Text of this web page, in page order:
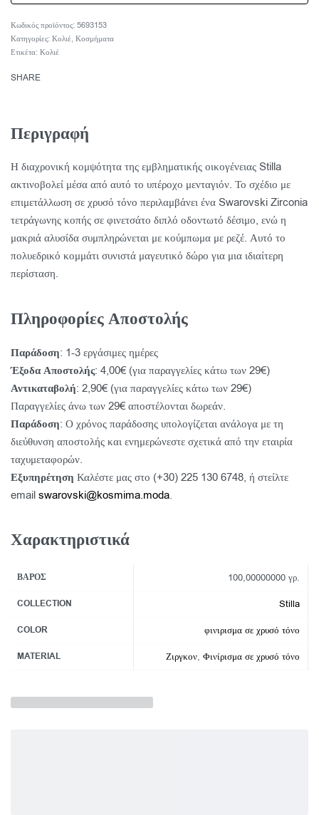
5693153
Κατηγορίες: Κολιέ, Κοσμήματα
Ετικέτα: Κολιέ
SHARE
Περιγραφή
Η διαχρονική κομψότητα της εμβληματικής οικογένειας Stilla
ακτινοβολεί μέσα από αυτό το υπέροχο μενταγιόν. Το σχέδιο με
επιμετάλλωση σε χρυσό τόνο περιλαμβάνει ένα Swarovski Zirconia
τετράγωνης κοπής σε φινετσάτο διπλό οδοντωτό δέσιμο, ενώ η
μακριά αλυσίδα συμπληρώνεται με κούμπωμα με ρεζέ. Αυτό το
πολυεδρικό κομμάτι συνιστά μαγευτικό δώρο για μια ιδιαίτερη
περίσταση.
Πληροφορίες Αποστολής
Παράδοση: 1-3 εργάσιμες ημέρες
Έξοδα Αποστολής: 4,00€ (για παραγγελίες κάτω των 29€)
Αντικαταβολή: 2,90€ (για παραγγελίες κάτω των 29€)
Παραγγελίες άνω των 29€ αποστέλονται δωρεάν.
Παράδοση: Ο χρόνος παράδοσης υπολογίζεται ανάλογα με τη
διεύθυνση αποστολής και ενημερώνεστε σχετικά από την εταιρία
ταχυμεταφορών.
Εξυπηρέτηση Καλέστε μας στο (+30) 225 130 6748, ή στείλτε
email swarovski@kosmima.moda.
Χαρακτηριστικά
ΒΆΡΟΣ 100,00000000 γρ.
COLLECTION Stilla
COLOR φινιρισμα σε χρυσό τόνο
MATERIAL Ζιργκον, Φινίρισμα σε χρυσό τόνο